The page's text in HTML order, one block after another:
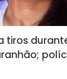
tiros